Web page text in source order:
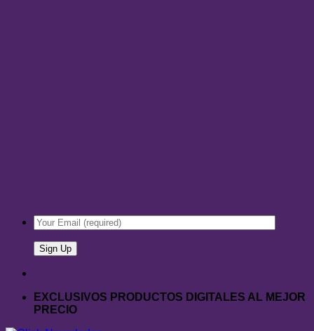
EXCLUSIVOS PRODUCTOS DIGITALES AL MEJOR
PRECIO